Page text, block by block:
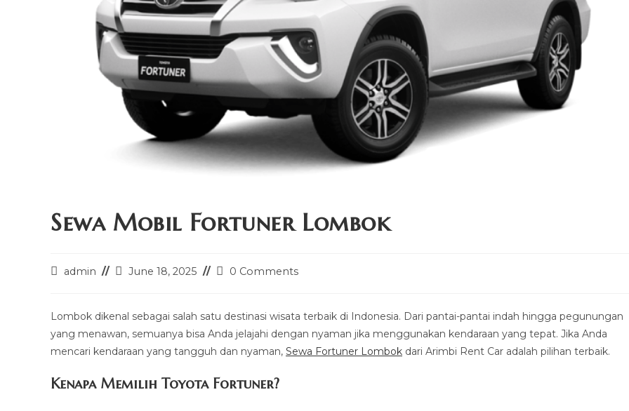
Sewa Mobil Fortuner Lombok
Postadmin
PostJune 18, 2025
Post0 Comments
Lombok dikenal sebagai salah satu destinasi wisata terbaik di Indonesia. Dari pantai-pantai indah hingga pegunungan
yang menawan, semuanya bisa Anda jelajahi dengan nyaman jika menggunakan kendaraan yang tepat. Jika Anda
mencari kendaraan yang tangguh dan nyaman, Sewa Fortuner Lombok dari Arimbi Rent Car adalah pilihan terbaik.
Kenapa Memilih Toyota Fortuner?